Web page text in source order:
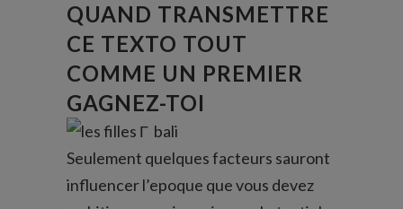
QUAND TRANSMETTRE
CE TEXTO TOUT
COMME UN PREMIER
GAGNEZ-TOI
Seulement quelques facteurs sauront
influencer l’epoque que vous devez